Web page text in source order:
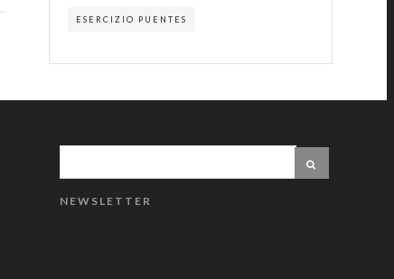
ESERCIZIO PUENTES
NEWSLETTER